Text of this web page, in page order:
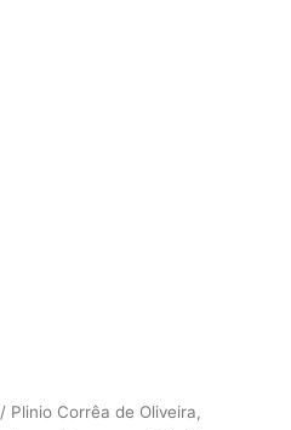
/ Plinio Corrêa de Oliveira,